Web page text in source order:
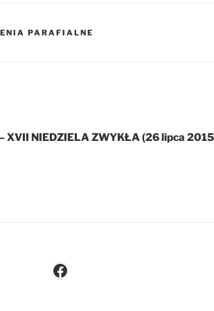
PARAFIALNE
XVII NIEDZIELA ZWYKŁA (26 lipca
Facebook